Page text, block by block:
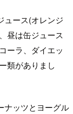
ュース(オレンジ
昼は缶ジュース
ーラ、ダイエッ
類がありまし
ナッツとヨーグル